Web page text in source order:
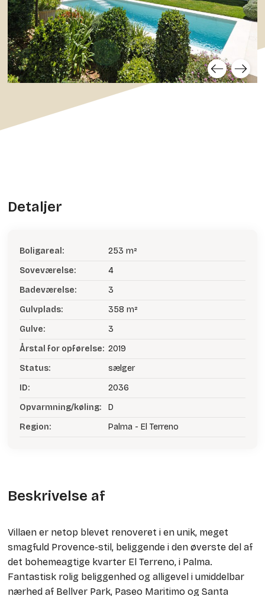
Detaljer
Boligareal:
253 m²
Soveværelse:
4
Badeværelse:
3
Gulvplads:
358 m²
Gulve:
3
Årstal for opførelse: 2019
Status:
sælger
ID:
2036
Opvarmning/køling:
D
Region:
Palma - El Terreno
Beskrivelse af
Villaen er netop blevet renoveret i en unik, meget
smagfuld Provence-stil, beliggende i den øverste del af
det bohemeagtige kvarter El Terreno, i Palma.
Fantastisk rolig beliggenhed og alligevel i umiddelbar
nærhed af Bellver Park, Paseo Maritimo og Santa